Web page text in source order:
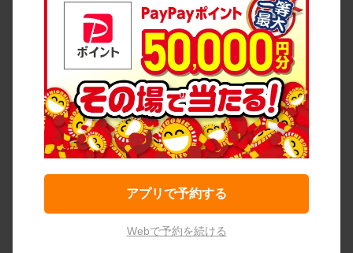
アプリで予約する
Webで予約を続ける